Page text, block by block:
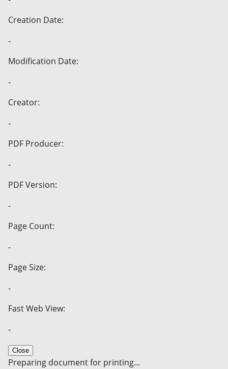
Creation Date:
-
Modification Date:
-
Creator:
-
PDF Producer:
-
PDF Version:
-
Page Count:
-
Page Size:
-
Fast Web View:
-
Close
Preparing document for printing…